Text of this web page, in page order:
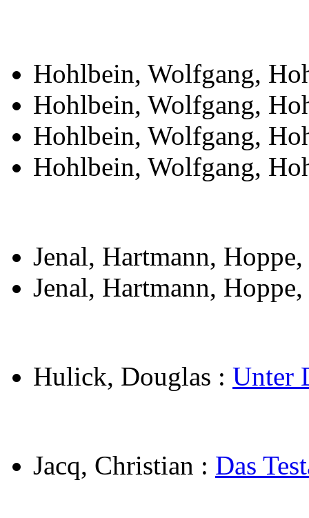
Hohlbein, Wolfgang,
Hohlbein, Wolfgang,
Hohlbein, Wolfgang,
Hohlbein, Wolfgang,
Jenal, Hartmann,
Jenal, Hartmann,
Hulick, Douglas : Unter
Jacq, Christian : Das